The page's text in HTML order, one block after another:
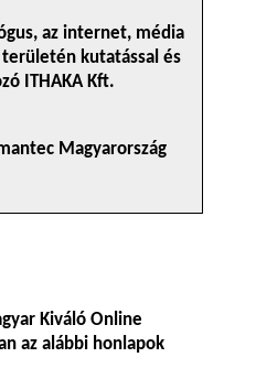
az internet, média
kutatással és
ITHAKA Kft.
Magyarország
Kiváló Online
az alábbi honlapok